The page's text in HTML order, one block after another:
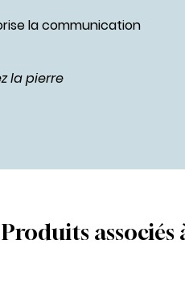
la communication
la pierre
Produits associés